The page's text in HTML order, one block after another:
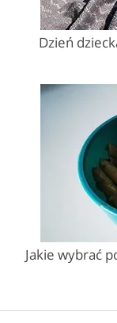
Dzień
Jakie wybrać